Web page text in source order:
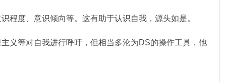
程度、意识倾向等。这有助于认识自我，源头如是。
义等对自我进行呼吁，但相当多沦为DS的操作工具，他